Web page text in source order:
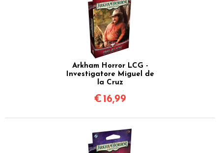
Arkham Horror LCG -
Investigatore Miguel de
la Cruz
€ 16,99